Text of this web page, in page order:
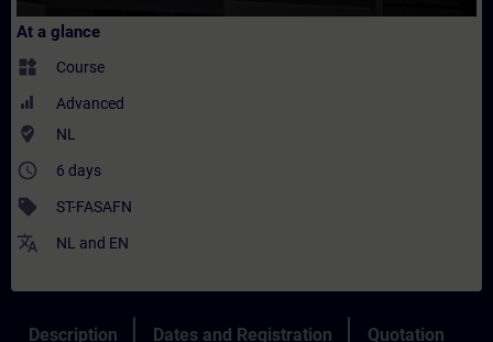
At a glance
widgets Course
Advanced
where_to_vote NL
access_time 6 days
sell ST-FASAFN
translate NL and EN
Description Dates and Registration Quotation